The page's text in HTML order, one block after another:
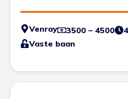
Venray 3500 – 4500
Vaste baan